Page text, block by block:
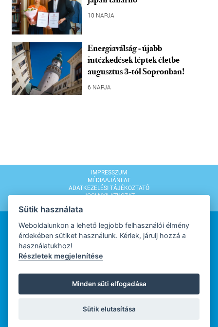
10 NAPJA
Energiaválság - újabb
intézkedések léptek életbe
augusztus 3-tól Sopronban!
6 NAPJA
IMPRESSZUM
MÉDIAAJÁNLAT
ADATKEZELÉSI TÁJÉKOZTATÓ
JOGI NYILATKOZAT
WEBDESIGN
WEBFEJLESZTŐ
Sütik használata
Weboldalunkon a lehető legjobb felhasználói élmény
érdekében sütiket használunk. Kérlek, járulj hozzá a
használatukhoz!
Részletek megjelenítése
Minden süti elfogadása
Sütik elutasítása